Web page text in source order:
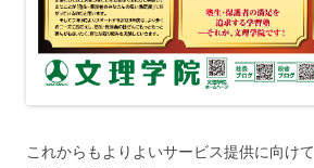
これからもよりよいサービス提供に向けて